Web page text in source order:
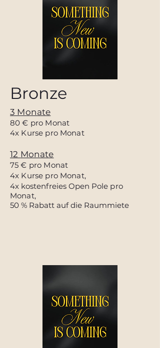
Bronze
3 Monate
80 € pro Monat
4x Kurse pro Monat
12 Monate
75 € pro Monat
4x Kurse pro Monat,
4x kostenfreies Open Pole pro
Monat,
50 % Rabatt auf die Raummiete